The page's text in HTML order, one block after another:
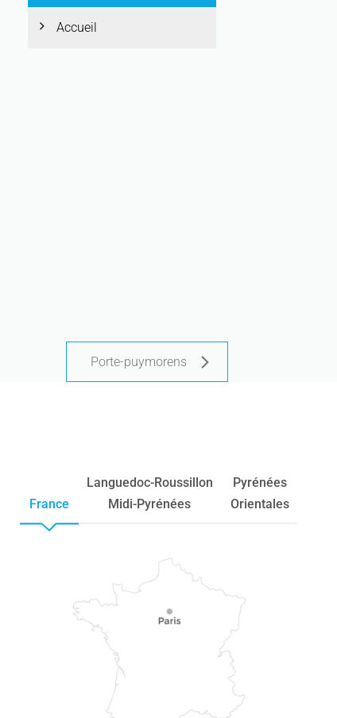
Accueil
Porte-puymorens
France
Languedoc-Roussillon
Midi-Pyrénées
Pyrénées
Orientales